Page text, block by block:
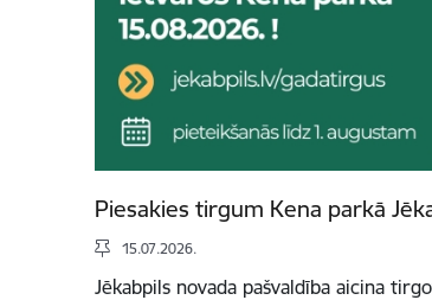
Piesakies tirgum Kena parkā
15.07.2026.
Jēkabpils novada pašvaldība aicina